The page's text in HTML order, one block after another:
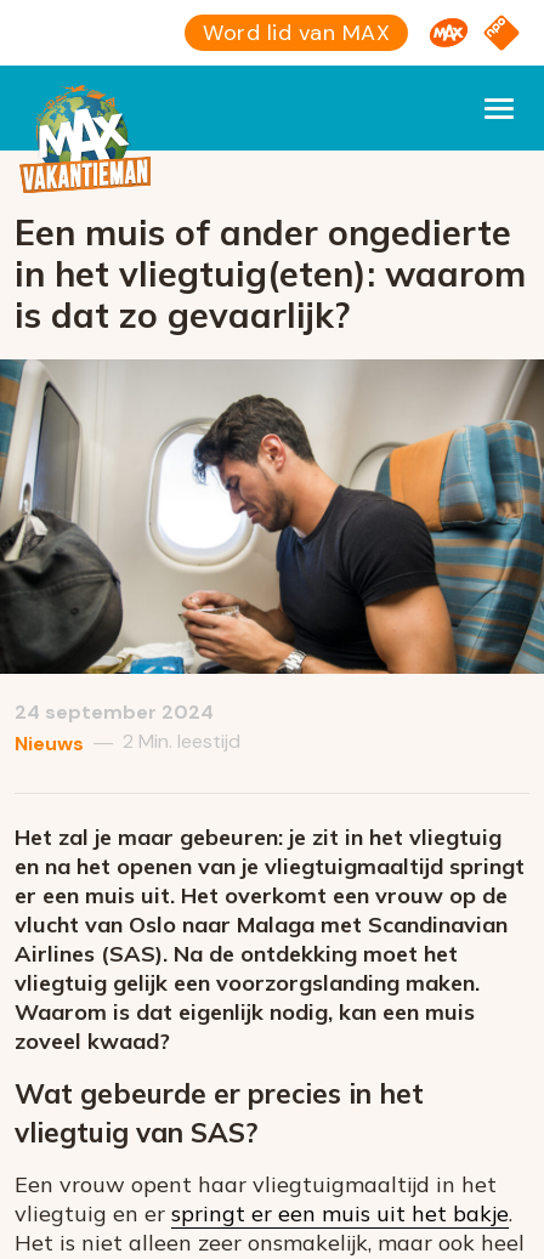
Word lid van MAX Omroep
NPO
Een muis of ander ongedierte
in het vliegtuig(eten): waarom
is dat zo gevaarlijk?
24 september 2024
Nieuws — 2 Min. leestijd
Het zal je maar gebeuren: je zit in het vliegtuig
en na het openen van je vliegtuigmaaltijd springt
er een muis uit. Het overkomt een vrouw op de
vlucht van Oslo naar Malaga met Scandinavian
Airlines (SAS). Na de ontdekking moet het
vliegtuig gelijk een voorzorgslanding maken.
Waarom is dat eigenlijk nodig, kan een muis
zoveel kwaad?
Wat gebeurde er precies in het
vliegtuig van SAS?
Een vrouw opent haar vliegtuigmaaltijd in het
vliegtuig en er springt er een muis uit het bakje.
Het is niet alleen zeer onsmakelijk, maar ook heel